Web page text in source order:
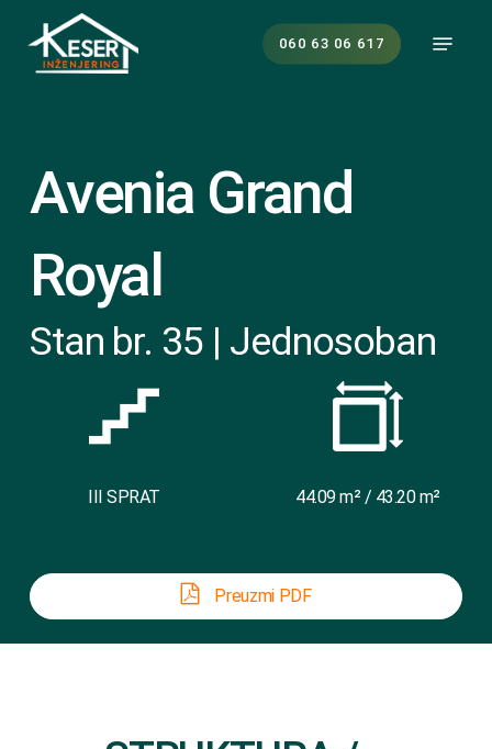
main
060 63 06 617
Avenia Grand
Royal
Stan br. 35 | Jednosoban
III SPRAT 44.09 m² / 43.20 m²
Preuzmi PDF